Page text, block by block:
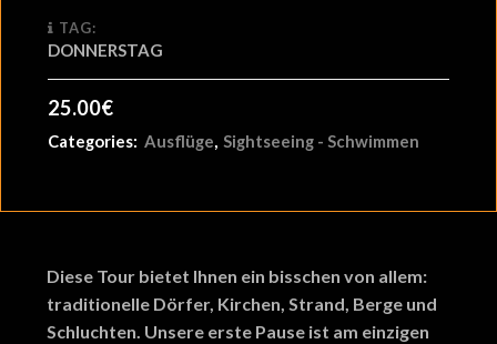
TAG:
DONNERSTAG
25.00€
Categories: Ausflüge, Sightseeing - Schwimmen
Diese Tour bietet Ihnen ein bisschen von allem:
traditionelle Dörfer, Kirchen, Strand, Berge und
Schluchten. Unsere erste Pause ist am einzigen